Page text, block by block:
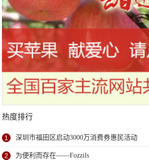
热度排行
1 深圳市福田区启动3000万消费券惠民活动
2 为便利而存在——Fozzils